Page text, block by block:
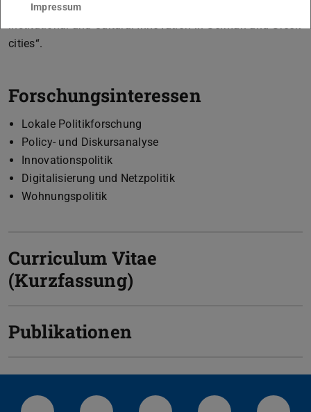
Forschungsprojekt des BMBF: „Conditions for
institutional and Cultural Innovation in German and Greek
cities“.
Forschungsinteressen
Lokale Politikforschung
Policy- und Diskursanalyse
Innovationspolitik
Digitalisierung und Netzpolitik
Wohnungspolitik
Curriculum Vitae
(Kurzfassung)
Publikationen
Impressum